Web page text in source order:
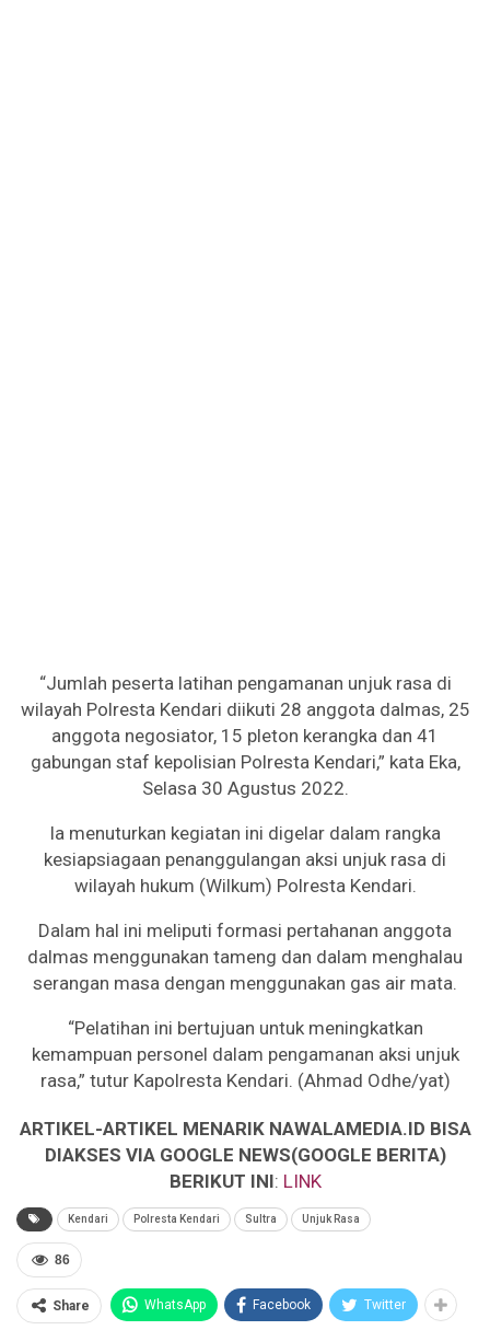
“Jumlah peserta latihan pengamanan unjuk rasa di
wilayah Polresta Kendari diikuti 28 anggota dalmas, 25
anggota negosiator, 15 pleton kerangka dan 41
gabungan staf kepolisian Polresta Kendari,” kata Eka,
Selasa 30 Agustus 2022.
Ia menuturkan kegiatan ini digelar dalam rangka
kesiapsiagaan penanggulangan aksi unjuk rasa di
wilayah hukum (Wilkum) Polresta Kendari.
Dalam hal ini meliputi formasi pertahanan anggota
dalmas menggunakan tameng dan dalam menghalau
serangan masa dengan menggunakan gas air mata.
“Pelatihan ini bertujuan untuk meningkatkan
kemampuan personel dalam pengamanan aksi unjuk
rasa,” tutur Kapolresta Kendari. (Ahmad Odhe/yat)
ARTIKEL-ARTIKEL MENARIK NAWALAMEDIA.ID BISA
DIAKSES VIA GOOGLE NEWS(GOOGLE BERITA)
BERIKUT INI: LINK
Kendari Polresta Kendari Sultra Unjuk Rasa
86
Share WhatsApp Facebook Twitter